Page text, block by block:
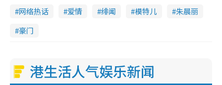
网络热话 爱情 绯闻 模特儿
朱晨丽
豪门
港生活人气娱乐新闻